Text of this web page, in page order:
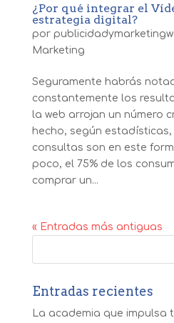
¿Por qué integrar el
estrategia digital?
por
Marketing
Seguramente habrás
constantemente los
la web arrojan un número
hecho, según estadísticas,
consultas son en este
poco, el 75% de los
comprar un...
« Entradas más antiguas
Entradas recientes
La academia que impulsa